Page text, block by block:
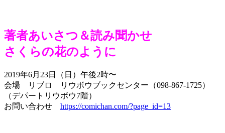
著者あいさつ＆読み聞かせ
さくらの花のように
2019年6月23日（日）午後2時〜
会場 リブロ リウボウブックセンター（098-867-1725）
（デパートリウボウ7階）
お問い合わせ https://comichan.com/?page_id=13